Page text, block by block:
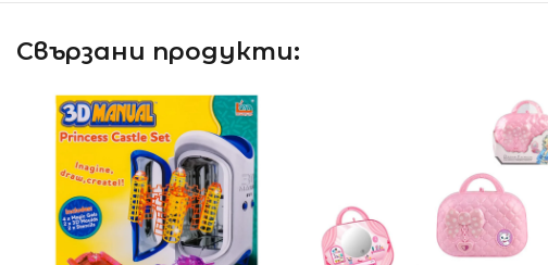
Свързани продукти: